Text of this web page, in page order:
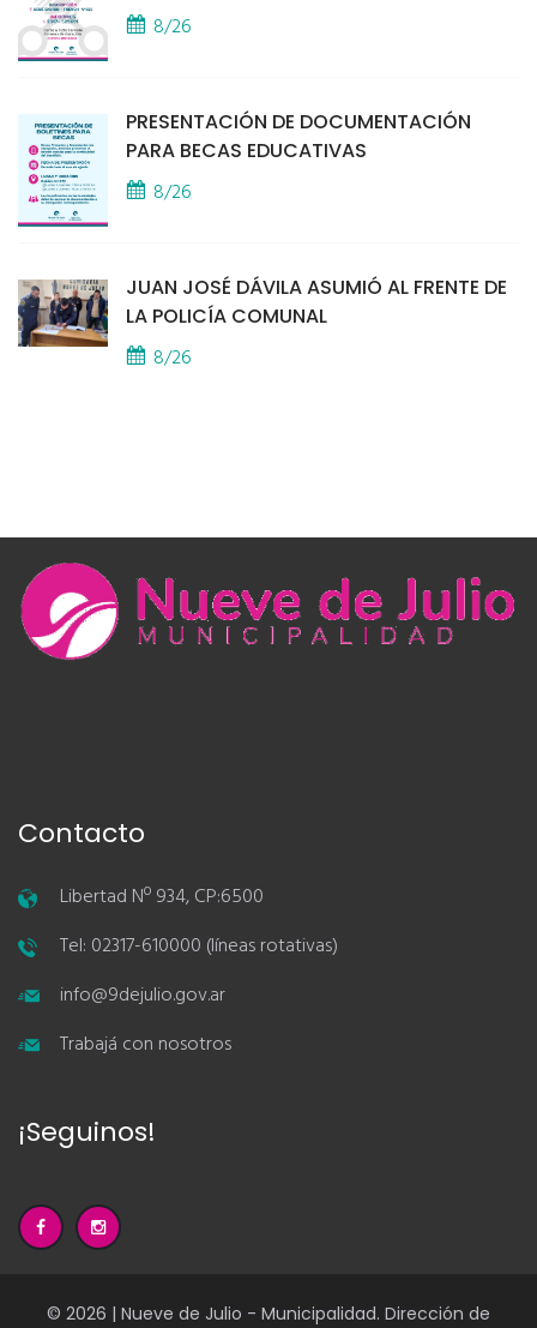
8/26
PRESENTACIÓN DE DOCUMENTACIÓN
PARA BECAS EDUCATIVAS
8/26
JUAN JOSÉ DÁVILA ASUMIÓ AL FRENTE DE
LA POLICÍA COMUNAL
8/26
Contacto
Libertad Nº 934, CP:6500
Tel: 02317-610000 (líneas rotativas)
info@9dejulio.gov.ar
Trabajá con nosotros
¡Seguinos!
© 2026 | Nueve de Julio - Municipalidad. Dirección de